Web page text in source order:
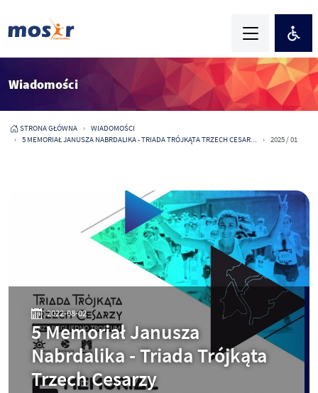
Wiadomości
STRONA GŁÓWNA
WIADOMOŚCI
5 MEMORIAŁ JANUSZA NABRDALIKA - TRIADA TRÓJKĄTA TRZECH CESAR...
2025 / 01
2022-08-02
5 Memoriał Janusza
Nabrdalika - Triada Trójkąta
Trzech Cesarzy